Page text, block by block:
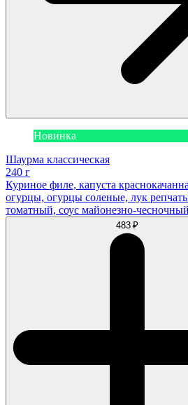
Новинка
Шаурма классическая
240 г
Куриное филе, капуста
огурцы, огурцы соленые, лук
томатный, соус майонезно-
483 ₽